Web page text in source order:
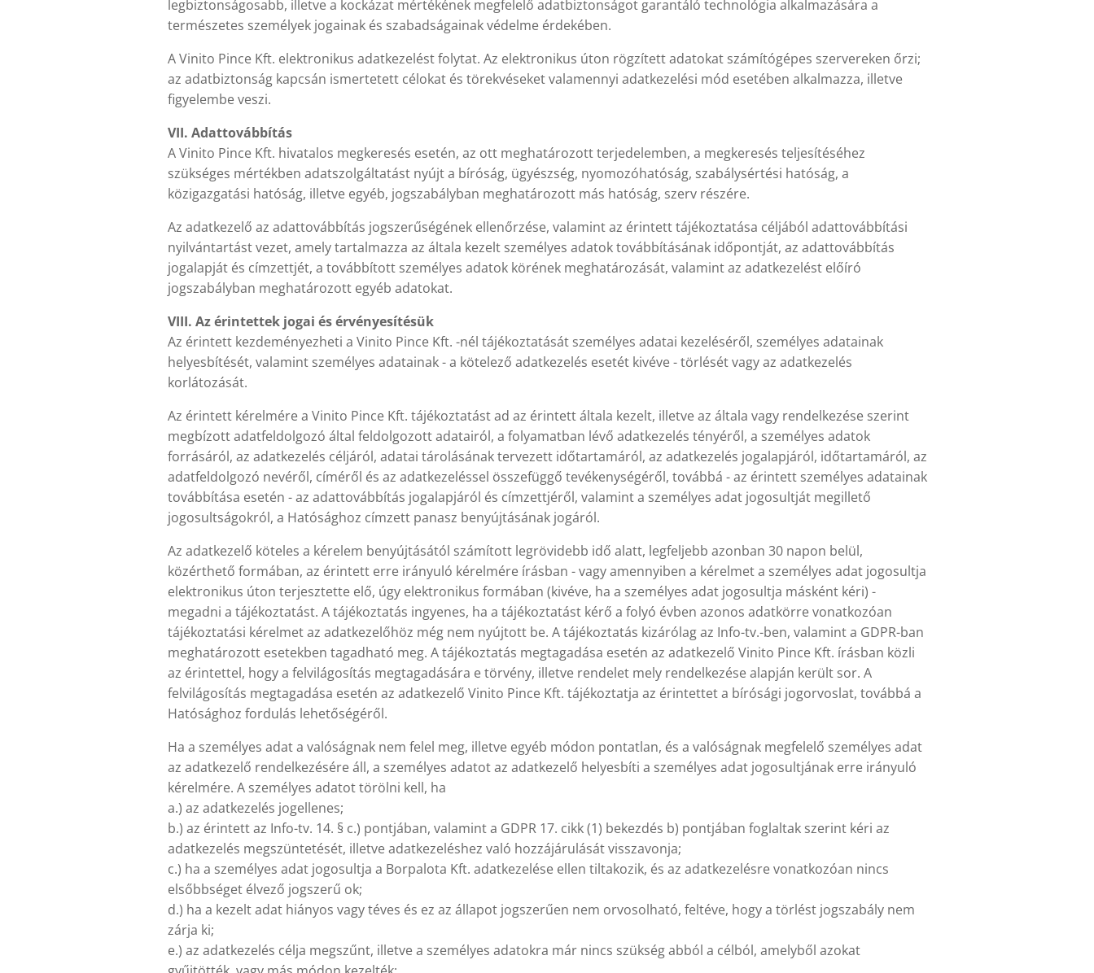
legbiztonságosabb, illetve a kockázat mértékének megfelelő adatbiztonságot garantáló technológia alkalmazására a
természetes személyek jogainak és szabadságainak védelme érdekében.
A Vinito Pince Kft. elektronikus adatkezelést folytat. Az elektronikus úton rögzített adatokat számítógépes szervereken őrzi;
az adatbiztonság kapcsán ismertetett célokat és törekvéseket valamennyi adatkezelési mód esetében alkalmazza, illetve
figyelembe veszi.
VII. Adattovábbítás
A Vinito Pince Kft. hivatalos megkeresés esetén, az ott meghatározott terjedelemben, a megkeresés teljesítéséhez
szükséges mértékben adatszolgáltatást nyújt a bíróság, ügyészség, nyomozóhatóság, szabálysértési hatóság, a
közigazgatási hatóság, illetve egyéb, jogszabályban meghatározott más hatóság, szerv részére.
Az adatkezelő az adattovábbítás jogszerűségének ellenőrzése, valamint az érintett tájékoztatása céljából adattovábbítási
nyilvántartást vezet, amely tartalmazza az általa kezelt személyes adatok továbbításának időpontját, az adattovábbítás
jogalapját és címzettjét, a továbbított személyes adatok körének meghatározását, valamint az adatkezelést előíró
jogszabályban meghatározott egyéb adatokat.
VIII. Az érintettek jogai és érvényesítésük
Az érintett kezdeményezheti a Vinito Pince Kft. -nél tájékoztatását személyes adatai kezeléséről, személyes adatainak
helyesbítését, valamint személyes adatainak - a kötelező adatkezelés esetét kivéve - törlését vagy az adatkezelés
korlátozását.
Az érintett kérelmére a Vinito Pince Kft. tájékoztatást ad az érintett általa kezelt, illetve az általa vagy rendelkezése szerint
megbízott adatfeldolgozó által feldolgozott adatairól, a folyamatban lévő adatkezelés tényéről, a személyes adatok
forrásáról, az adatkezelés céljáról, adatai tárolásának tervezett időtartamáról, az adatkezelés jogalapjáról, időtartamáról, az
adatfeldolgozó nevéről, címéről és az adatkezeléssel összefüggő tevékenységéről, továbbá - az érintett személyes adatainak
továbbítása esetén - az adattovábbítás jogalapjáról és címzettjéről, valamint a személyes adat jogosultját megillető
jogosultságokról, a Hatósághoz címzett panasz benyújtásának jogáról.
Az adatkezelő köteles a kérelem benyújtásától számított legrövidebb idő alatt, legfeljebb azonban 30 napon belül,
közérthető formában, az érintett erre irányuló kérelmére írásban - vagy amennyiben a kérelmet a személyes adat jogosultja
elektronikus úton terjesztette elő, úgy elektronikus formában (kivéve, ha a személyes adat jogosultja másként kéri) -
megadni a tájékoztatást. A tájékoztatás ingyenes, ha a tájékoztatást kérő a folyó évben azonos adatkörre vonatkozóan
tájékoztatási kérelmet az adatkezelőhöz még nem nyújtott be. A tájékoztatás kizárólag az Info-tv.-ben, valamint a GDPR-ban
meghatározott esetekben tagadható meg. A tájékoztatás megtagadása esetén az adatkezelő Vinito Pince Kft. írásban közli
az érintettel, hogy a felvilágosítás megtagadására e törvény, illetve rendelet mely rendelkezése alapján került sor. A
felvilágosítás megtagadása esetén az adatkezelő Vinito Pince Kft. tájékoztatja az érintettet a bírósági jogorvoslat, továbbá a
Hatósághoz fordulás lehetőségéről.
Ha a személyes adat a valóságnak nem felel meg, illetve egyéb módon pontatlan, és a valóságnak megfelelő személyes adat
az adatkezelő rendelkezésére áll, a személyes adatot az adatkezelő helyesbíti a személyes adat jogosultjának erre irányuló
kérelmére. A személyes adatot törölni kell, ha
a.) az adatkezelés jogellenes;
b.) az érintett az Info-tv. 14. § c.) pontjában, valamint a GDPR 17. cikk (1) bekezdés b) pontjában foglaltak szerint kéri az
adatkezelés megszüntetését, illetve adatkezeléshez való hozzájárulását visszavonja;
c.) ha a személyes adat jogosultja a Borpalota Kft. adatkezelése ellen tiltakozik, és az adatkezelésre vonatkozóan nincs
elsőbbséget élvező jogszerű ok;
d.) ha a kezelt adat hiányos vagy téves és ez az állapot jogszerűen nem orvosolható, feltéve, hogy a törlést jogszabály nem
zárja ki;
e.) az adatkezelés célja megszűnt, illetve a személyes adatokra már nincs szükség abból a célból, amelyből azokat